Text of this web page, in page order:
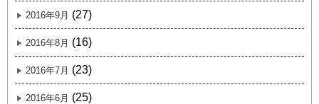
2016年9月 (27)
2016年8月 (16)
2016年7月 (23)
2016年6月 (25)